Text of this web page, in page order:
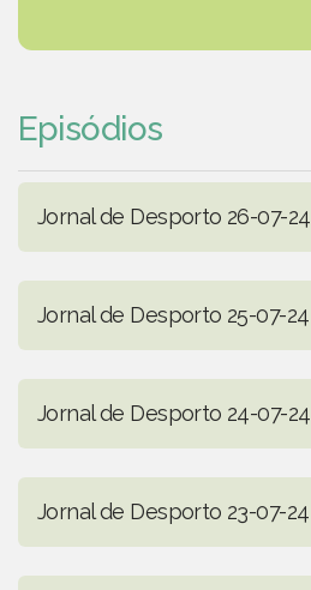
Episódios
Jornal de Desporto 26-07-24
Jornal de Desporto 25-07-24
Jornal de Desporto 24-07-24
Jornal de Desporto 23-07-24